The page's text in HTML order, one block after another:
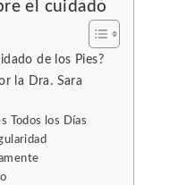
el cuidado
de los Pies?
la Dra. Sara
Todos los Días